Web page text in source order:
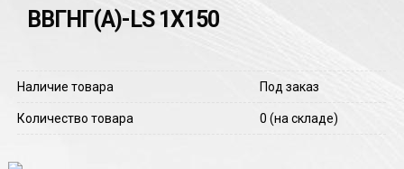
ВВГНГ(A)-LS 1Х150
Наличие товара Под заказ
Количество товара 0(на складе)